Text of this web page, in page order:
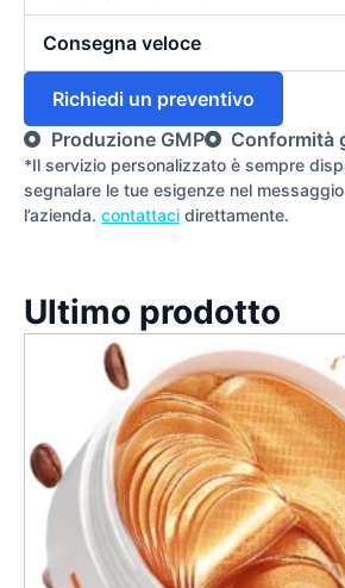
Consegna veloce
Richiedi un preventivo
Produzione GMP
Conformità
*Il servizio personalizzato è sempre
segnalare le tue esigenze nel
l’azienda. contattaci direttamente.
Ultimo prodotto